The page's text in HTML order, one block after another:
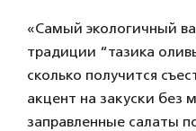
«Самый экологичный
традиции “тазика
сколько получится
акцент на закуски без
заправленные салаты